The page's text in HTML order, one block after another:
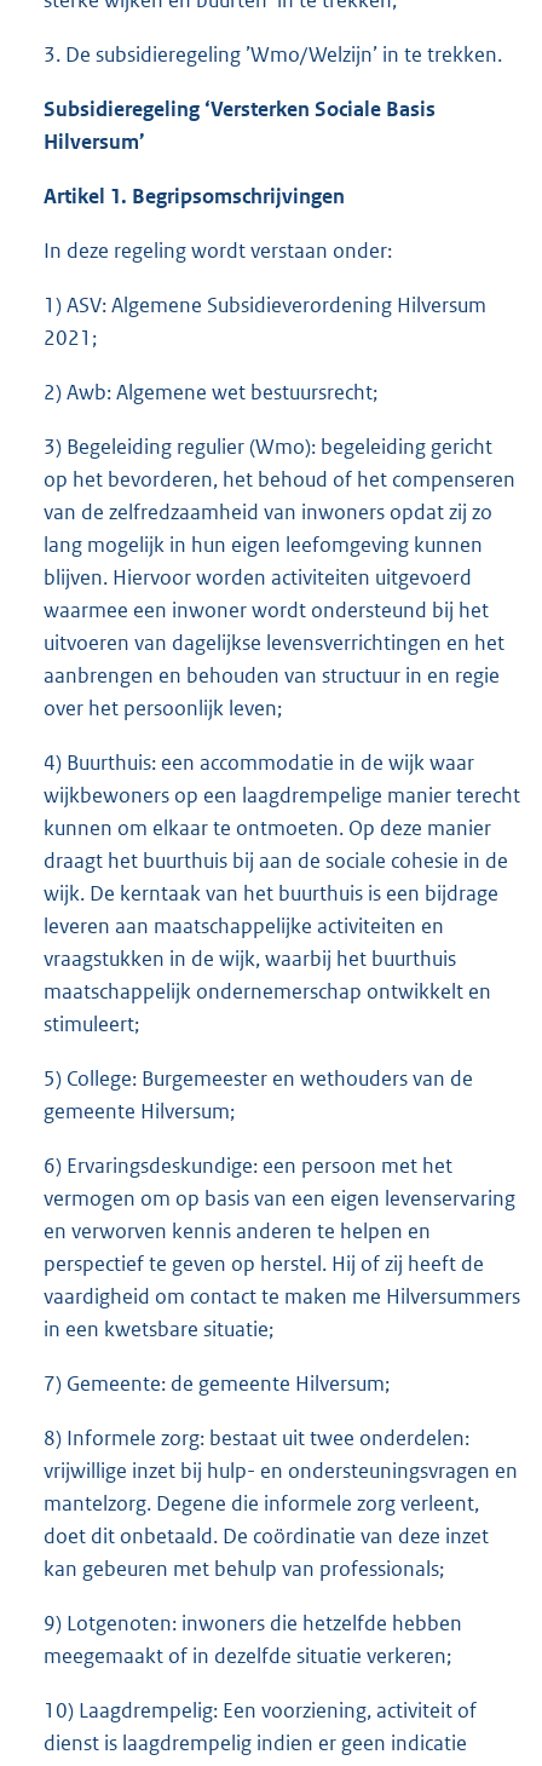
3. De subsidieregeling ’Wmo/Welzijn’ in te trekken.
Subsidieregeling ‘Versterken Sociale Basis
Hilversum’
Artikel 1. Begripsomschrijvingen
In deze regeling wordt verstaan onder:
1) ASV: Algemene Subsidieverordening Hilversum
2021;
2) Awb: Algemene wet bestuursrecht;
3) Begeleiding regulier (Wmo): begeleiding gericht
op het bevorderen, het behoud of het compenseren
van de zelfredzaamheid van inwoners opdat zij zo
lang mogelijk in hun eigen leefomgeving kunnen
blijven. Hiervoor worden activiteiten uitgevoerd
waarmee een inwoner wordt ondersteund bij het
uitvoeren van dagelijkse levensverrichtingen en het
aanbrengen en behouden van structuur in en regie
over het persoonlijk leven;
4) Buurthuis: een accommodatie in de wijk waar
wijkbewoners op een laagdrempelige manier terecht
kunnen om elkaar te ontmoeten. Op deze manier
draagt het buurthuis bij aan de sociale cohesie in de
wijk. De kerntaak van het buurthuis is een bijdrage
leveren aan maatschappelijke activiteiten en
vraagstukken in de wijk, waarbij het buurthuis
maatschappelijk ondernemerschap ontwikkelt en
stimuleert;
5) College: Burgemeester en wethouders van de
gemeente Hilversum;
6) Ervaringsdeskundige: een persoon met het
vermogen om op basis van een eigen levenservaring
en verworven kennis anderen te helpen en
perspectief te geven op herstel. Hij of zij heeft de
vaardigheid om contact te maken me Hilversummers
in een kwetsbare situatie;
7) Gemeente: de gemeente Hilversum;
8) Informele zorg: bestaat uit twee onderdelen:
vrijwillige inzet bij hulp- en ondersteuningsvragen en
mantelzorg. Degene die informele zorg verleent,
doet dit onbetaald. De coördinatie van deze inzet
kan gebeuren met behulp van professionals;
9) Lotgenoten: inwoners die hetzelfde hebben
meegemaakt of in dezelfde situatie verkeren;
10) Laagdrempelig: Een voorziening, activiteit of
dienst is laagdrempelig indien er geen indicatie